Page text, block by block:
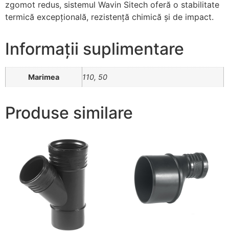
zgomot redus, sistemul Wavin Sitech oferă o stabilitate
termică excepțională, rezistență chimică și de impact.
Informații suplimentare
Marimea 110, 50
Produse similare